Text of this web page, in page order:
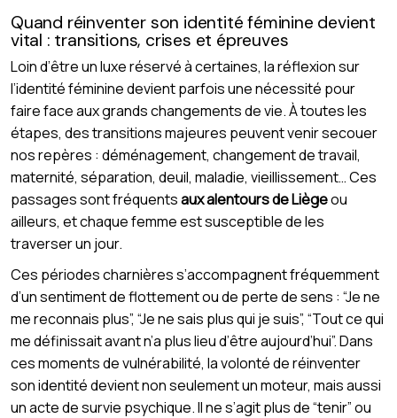
Quand réinventer son identité féminine devient
vital : transitions, crises et épreuves
Loin d’être un luxe réservé à certaines, la réflexion sur
l’identité féminine devient parfois une nécessité pour
faire face aux grands changements de vie. À toutes les
étapes, des transitions majeures peuvent venir secouer
nos repères : déménagement, changement de travail,
maternité, séparation, deuil, maladie, vieillissement… Ces
passages sont fréquentsaux alentours de Liègeou
ailleurs, et chaque femme est susceptible de les
traverser un jour.
Ces périodes charnières s’accompagnent fréquemment
d’un sentiment de flottement ou de perte de sens : “Je ne
me reconnais plus”, “Je ne sais plus qui je suis”, “Tout ce qui
me définissait avant n’a plus lieu d’être aujourd’hui”. Dans
ces moments de vulnérabilité, la volonté de réinventer
son identité devient non seulement un moteur, mais aussi
un acte de survie psychique. Il ne s’agit plus de “tenir” ou